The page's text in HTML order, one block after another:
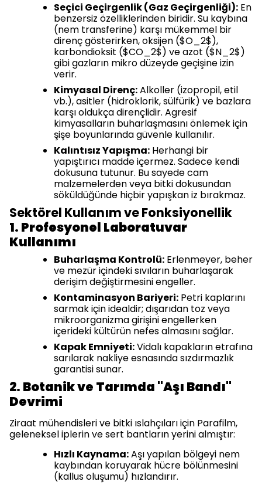
Seçici Geçirgenlik (Gaz Geçirgenliği): En
benzersiz özelliklerinden biridir. Su kaybına
(nem transferine) karşı mükemmel bir
direnç gösterirken, oksijen ($O_2$),
karbondioksit ($CO_2$) ve azot ($N_2$)
gibi gazların mikro düzeyde geçişine izin
verir.
Kimyasal Direnç:Alkoller (izopropil, etil
vb.), asitler (hidroklorik, sülfürik) ve bazlara
karşı oldukça dirençlidir. Agresif
kimyasalların buharlaşmasını önlemek için
şişe boyunlarında güvenle kullanılır.
Kalıntısız Yapışma: Herhangi bir
yapıştırıcı madde içermez. Sadece kendi
dokusuna tutunur. Bu sayede cam
malzemelerden veya bitki dokusundan
söküldüğünde hiçbir yapışkan iz bırakmaz.
Sektörel Kullanım ve Fonksiyonellik
1. Profesyonel Laboratuvar
Kullanımı
Buharlaşma Kontrolü: Erlenmeyer, beher
ve mezür içindeki sıvıların buharlaşarak
derişim değiştirmesini engeller.
Kontaminasyon Bariyeri: Petri kaplarını
sarmak için idealdir; dışarıdan toz veya
mikroorganizma girişini engellerken
içerideki kültürün nefes almasını sağlar.
Kapak Emniyeti:Vidalı kapakların etrafına
sarılarak nakliye esnasında sızdırmazlık
garantisi sunar.
2. Botanik ve Tarımda "Aşı Bandı"
Devrimi
Ziraat mühendisleri ve bitki ıslahçıları için Parafilm,
geleneksel iplerin ve sert bantların yerini almıştır:
Hızlı Kaynama:Aşı yapılan bölgeyi nem
kaybından koruyarak hücre bölünmesini
(kallus oluşumu) hızlandırır.